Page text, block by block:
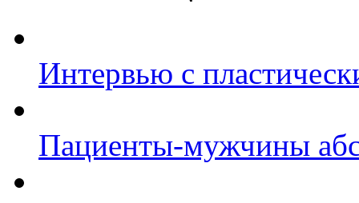
Интервью с
Пациенты-мужчины